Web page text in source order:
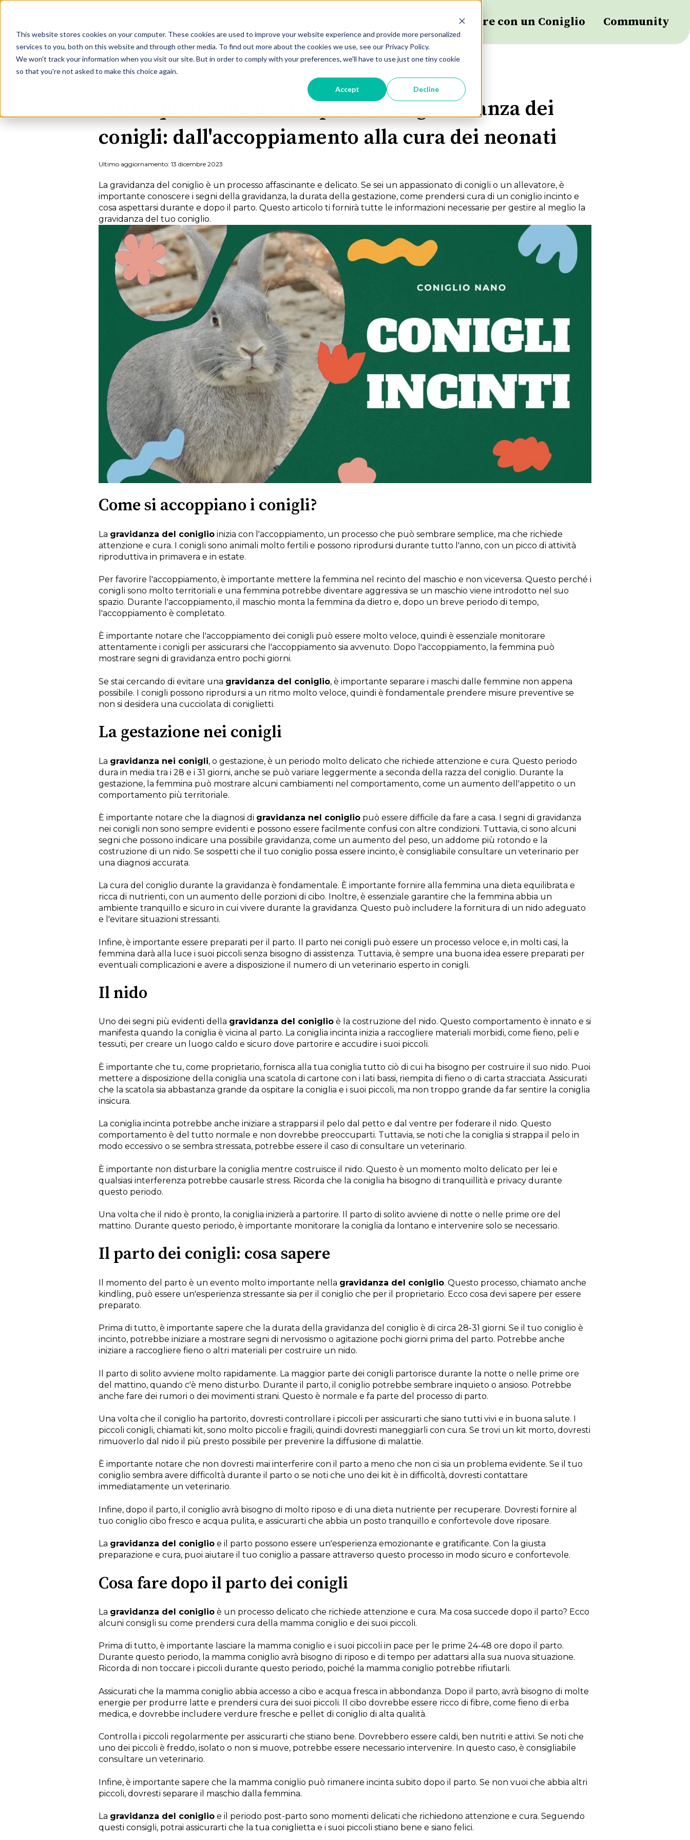
This website stores cookies on your computer. These cookies are used to improve your website experience and provide more personalized
services to you, both on this website and through other media. To find out more about the cookies we use, see our Privacy Policy.
We won't track your information when you visit our site. But in order to comply with your preferences, we'll have to use just one tiny cookie
so that you're not asked to make this choice again.
Accept Decline
Vivere con un Coniglio Community
Tutto quello che devi sapere sulla gravidanza dei
conigli: dall'accoppiamento alla cura dei neonati
Ultimo aggiornamento: 13 dicembre 2023
La gravidanza del coniglio è un processo affascinante e delicato. Se sei un appassionato di conigli o un allevatore, è
importante conoscere i segni della gravidanza, la durata della gestazione, come prendersi cura di un coniglio incinto e
cosa aspettarsi durante e dopo il parto. Questo articolo ti fornirà tutte le informazioni necessarie per gestire al meglio la
gravidanza del tuo coniglio.
Come si accoppiano i conigli?
La gravidanza del coniglio inizia con l'accoppiamento, un processo che può sembrare semplice, ma che richiede
attenzione e cura. I conigli sono animali molto fertili e possono riprodursi durante tutto l'anno, con un picco di attività
riproduttiva in primavera e in estate.
Per favorire l'accoppiamento, è importante mettere la femmina nel recinto del maschio e non viceversa. Questo perché i
conigli sono molto territoriali e una femmina potrebbe diventare aggressiva se un maschio viene introdotto nel suo
spazio. Durante l'accoppiamento, il maschio monta la femmina da dietro e, dopo un breve periodo di tempo,
l'accoppiamento è completato.
È importante notare che l'accoppiamento dei conigli può essere molto veloce, quindi è essenziale monitorare
attentamente i conigli per assicurarsi che l'accoppiamento sia avvenuto. Dopo l'accoppiamento, la femmina può
mostrare segni di gravidanza entro pochi giorni.
Se stai cercando di evitare una gravidanza del coniglio, è importante separare i maschi dalle femmine non appena
possibile. I conigli possono riprodursi a un ritmo molto veloce, quindi è fondamentale prendere misure preventive se
non si desidera una cucciolata di coniglietti.
La gestazione nei conigli
La gravidanza nei conigli, o gestazione, è un periodo molto delicato che richiede attenzione e cura. Questo periodo
dura in media tra i 28 e i 31 giorni, anche se può variare leggermente a seconda della razza del coniglio. Durante la
gestazione, la femmina può mostrare alcuni cambiamenti nel comportamento, come un aumento dell'appetito o un
comportamento più territoriale.
È importante notare che la diagnosi di gravidanza nel coniglio può essere difficile da fare a casa. I segni di gravidanza
nei conigli non sono sempre evidenti e possono essere facilmente confusi con altre condizioni. Tuttavia, ci sono alcuni
segni che possono indicare una possibile gravidanza, come un aumento del peso, un addome più rotondo e la
costruzione di un nido. Se sospetti che il tuo coniglio possa essere incinto, è consigliabile consultare un veterinario per
una diagnosi accurata.
La cura del coniglio durante la gravidanza è fondamentale. È importante fornire alla femmina una dieta equilibrata e
ricca di nutrienti, con un aumento delle porzioni di cibo. Inoltre, è essenziale garantire che la femmina abbia un
ambiente tranquillo e sicuro in cui vivere durante la gravidanza. Questo può includere la fornitura di un nido adeguato
e l'evitare situazioni stressanti.
Infine, è importante essere preparati per il parto. Il parto nei conigli può essere un processo veloce e, in molti casi, la
femmina darà alla luce i suoi piccoli senza bisogno di assistenza. Tuttavia, è sempre una buona idea essere preparati per
eventuali complicazioni e avere a disposizione il numero di un veterinario esperto in conigli.
Il nido
Uno dei segni più evidenti della gravidanza del coniglio è la costruzione del nido. Questo comportamento è innato e si
manifesta quando la coniglia è vicina al parto. La coniglia incinta inizia a raccogliere materiali morbidi, come fieno, peli e
tessuti, per creare un luogo caldo e sicuro dove partorire e accudire i suoi piccoli.
È importante che tu, come proprietario, fornisca alla tua coniglia tutto ciò di cui ha bisogno per costruire il suo nido. Puoi
mettere a disposizione della coniglia una scatola di cartone con i lati bassi, riempita di fieno o di carta stracciata. Assicurati
che la scatola sia abbastanza grande da ospitare la coniglia e i suoi piccoli, ma non troppo grande da far sentire la coniglia
insicura.
La coniglia incinta potrebbe anche iniziare a strapparsi il pelo dal petto e dal ventre per foderare il nido. Questo
comportamento è del tutto normale e non dovrebbe preoccuparti. Tuttavia, se noti che la coniglia si strappa il pelo in
modo eccessivo o se sembra stressata, potrebbe essere il caso di consultare un veterinario.
È importante non disturbare la coniglia mentre costruisce il nido. Questo è un momento molto delicato per lei e
qualsiasi interferenza potrebbe causarle stress. Ricorda che la coniglia ha bisogno di tranquillità e privacy durante
questo periodo.
Una volta che il nido è pronto, la coniglia inizierà a partorire. Il parto di solito avviene di notte o nelle prime ore del
mattino. Durante questo periodo, è importante monitorare la coniglia da lontano e intervenire solo se necessario.
Il parto dei conigli: cosa sapere
Il momento del parto è un evento molto importante nella gravidanza del coniglio. Questo processo, chiamato anche
kindling, può essere un'esperienza stressante sia per il coniglio che per il proprietario. Ecco cosa devi sapere per essere
preparato.
Prima di tutto, è importante sapere che la durata della gravidanza del coniglio è di circa 28-31 giorni. Se il tuo coniglio è
incinto, potrebbe iniziare a mostrare segni di nervosismo o agitazione pochi giorni prima del parto. Potrebbe anche
iniziare a raccogliere fieno o altri materiali per costruire un nido.
Il parto di solito avviene molto rapidamente. La maggior parte dei conigli partorisce durante la notte o nelle prime ore
del mattino, quando c'è meno disturbo. Durante il parto, il coniglio potrebbe sembrare inquieto o ansioso. Potrebbe
anche fare dei rumori o dei movimenti strani. Questo è normale e fa parte del processo di parto.
Una volta che il coniglio ha partorito, dovresti controllare i piccoli per assicurarti che siano tutti vivi e in buona salute. I
piccoli conigli, chiamati kit, sono molto piccoli e fragili, quindi dovresti maneggiarli con cura. Se trovi un kit morto, dovresti
rimuoverlo dal nido il più presto possibile per prevenire la diffusione di malattie.
È importante notare che non dovresti mai interferire con il parto a meno che non ci sia un problema evidente. Se il tuo
coniglio sembra avere difficoltà durante il parto o se noti che uno dei kit è in difficoltà, dovresti contattare
immediatamente un veterinario.
Infine, dopo il parto, il coniglio avrà bisogno di molto riposo e di una dieta nutriente per recuperare. Dovresti fornire al
tuo coniglio cibo fresco e acqua pulita, e assicurarti che abbia un posto tranquillo e confortevole dove riposare.
La gravidanza del coniglio e il parto possono essere un'esperienza emozionante e gratificante. Con la giusta
preparazione e cura, puoi aiutare il tuo coniglio a passare attraverso questo processo in modo sicuro e confortevole.
Cosa fare dopo il parto dei conigli
La gravidanza del coniglio è un processo delicato che richiede attenzione e cura. Ma cosa succede dopo il parto? Ecco
alcuni consigli su come prendersi cura della mamma coniglio e dei suoi piccoli.
Prima di tutto, è importante lasciare la mamma coniglio e i suoi piccoli in pace per le prime 24-48 ore dopo il parto.
Durante questo periodo, la mamma coniglio avrà bisogno di riposo e di tempo per adattarsi alla sua nuova situazione.
Ricorda di non toccare i piccoli durante questo periodo, poiché la mamma coniglio potrebbe rifiutarli.
Assicurati che la mamma coniglio abbia accesso a cibo e acqua fresca in abbondanza. Dopo il parto, avrà bisogno di molte
energie per produrre latte e prendersi cura dei suoi piccoli. Il cibo dovrebbe essere ricco di fibre, come fieno di erba
medica, e dovrebbe includere verdure fresche e pellet di coniglio di alta qualità.
Controlla i piccoli regolarmente per assicurarti che stiano bene. Dovrebbero essere caldi, ben nutriti e attivi. Se noti che
uno dei piccoli è freddo, isolato o non si muove, potrebbe essere necessario intervenire. In questo caso, è consigliabile
consultare un veterinario.
Infine, è importante sapere che la mamma coniglio può rimanere incinta subito dopo il parto. Se non vuoi che abbia altri
piccoli, dovresti separare il maschio dalla femmina.
La gravidanza del coniglio e il periodo post-parto sono momenti delicati che richiedono attenzione e cura. Seguendo
questi consigli, potrai assicurarti che la tua coniglietta e i suoi piccoli stiano bene e siano felici.